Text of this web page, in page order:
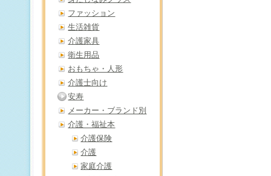
ファッション
生活雑貨
介護家具
衛生用品
おもちゃ・人形
介護士向け
安寿
メーカー・ブランド別
介護・福祉本
介護保険
介護
家庭介護